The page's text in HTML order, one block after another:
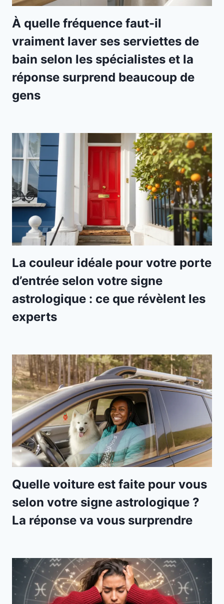
À quelle fréquence faut-il
vraiment laver ses serviettes de
bain selon les spécialistes et la
réponse surprend beaucoup de
gens
La couleur idéale pour votre porte
d’entrée selon votre signe
astrologique : ce que révèlent les
experts
Quelle voiture est faite pour vous
selon votre signe astrologique ?
La réponse va vous surprendre